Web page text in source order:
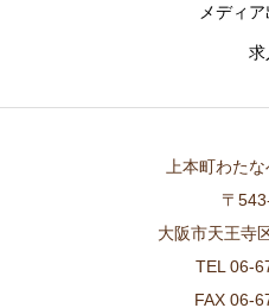
メディ
求
上本町わた
〒
大阪市天王寺
TEL 06-
FAX 06-